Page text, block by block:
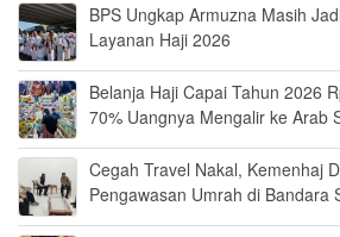
BPS Ungkap Armuzna Masih
Layanan Haji 2026
Belanja Haji Capai Tahun 2026
70% Uangnya Mengalir ke Arab
Cegah Travel Nakal, Kemenhaj
Pengawasan Umrah di Bandara